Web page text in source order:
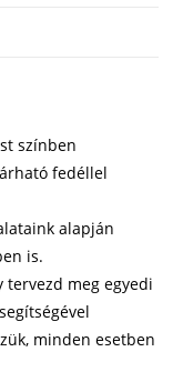
színben
fedéllel
alapján
is.
tervezd meg egyedi
minden esetben